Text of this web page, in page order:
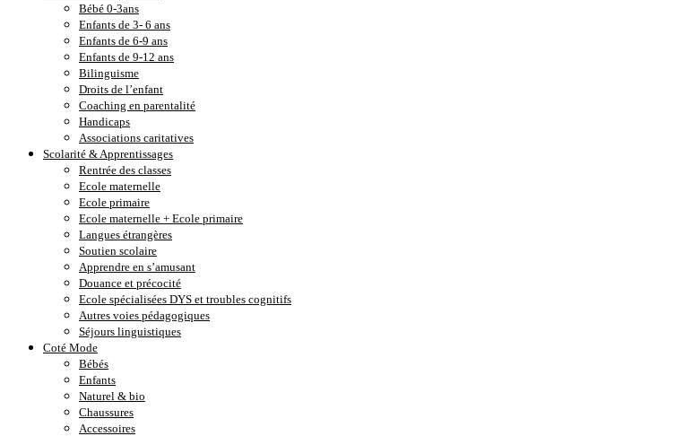
Bébé 0-3ans
Enfants de 3- 6 ans
Enfants de 6-9 ans
Enfants de 9-12 ans
Bilinguisme
Droits de l’enfant
Coaching en parentalité
Handicaps
Associations caritatives
Scolarité & Apprentissages
Rentrée des classes
Ecole maternelle
Ecole primaire
Ecole maternelle + Ecole primaire
Langues étrangères
Soutien scolaire
Apprendre en s’amusant
Douance et précocité
Ecole spécialisées DYS et troubles cognitifs
Autres voies pédagogiques
Séjours linguistiques
Coté Mode
Bébés
Enfants
Naturel & bio
Chaussures
Accessoires